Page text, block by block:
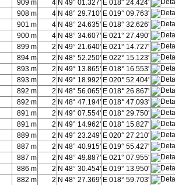
909 m 4 N 49° 01.327' E 018° 24.424'
908 m 4 N 48° 29.710' E 019° 09.763'
901 m 4 N 48° 24.635' E 018° 32.626'
900 m 4 N 48° 34.607' E 021° 27.490'
899 m 2 N 49° 21.640' E 021° 14.727'
894 m 2 N 48° 52.250' E 022° 15.123'
893 m 2 N 49° 13.865' E 018° 16.553'
893 m 2 N 49° 18.992' E 020° 52.404'
892 m 2 N 48° 56.065' E 018° 26.867'
892 m 2 N 48° 47.194' E 018° 47.093'
891 m 2 N 49° 07.554' E 018° 29.750'
891 m 2 N 49° 14.962' E 018° 15.827'
889 m 2 N 49° 23.249' E 020° 27.210'
887 m 2 N 48° 40.915' E 019° 55.427'
887 m 2 N 48° 49.887' E 021° 07.955'
886 m 2 N 48° 30.454' E 019° 13.950'
882 m 2 N 48° 27.369' E 018° 59.703'